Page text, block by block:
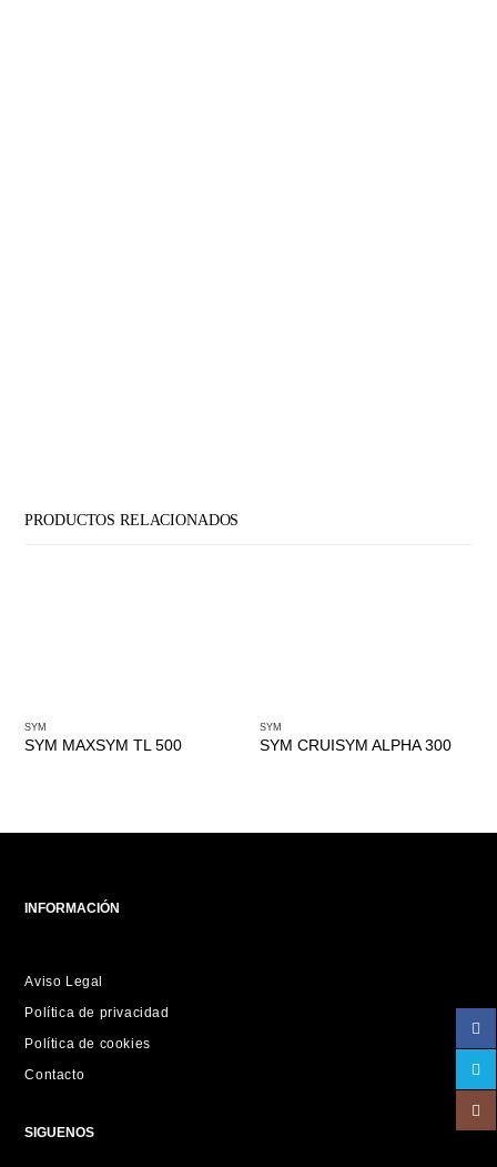
PRODUCTOS RELACIONADOS
SYM
SYM MAXSYM TL 500
SYM
SYM CRUISYM ALPHA 300
INFORMACIÓN
Aviso Legal
Política de privacidad
Política de cookies
Contacto
SIGUENOS